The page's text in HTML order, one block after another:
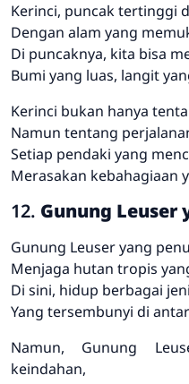
Kerinci, puncak tertinggi
Dengan alam yang
Di puncaknya, kita bisa
Bumi yang luas, langit
Kerinci bukan hanya
Namun tentang
Setiap pendaki yang
Merasakan kebahagiaan
12. Gunung Leuser
Gunung Leuser yang
Menjaga hutan tropis
Di sini, hidup berbagai
Yang tersembunyi di
Namun, Gunung
keindahan,